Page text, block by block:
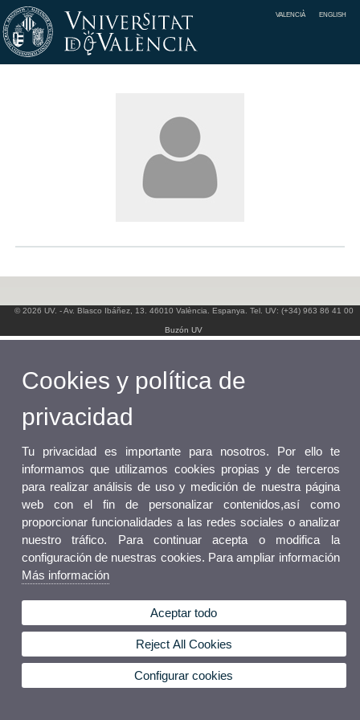
VALENCIÀ ENGLISH
© 2026 UV. - Av. Blasco Ibáñez, 13. 46010 València. Espanya. Tel. UV: (+34) 963 86 41 00
Buzón UV
Cookies y política de
privacidad
Tu privacidad es importante para nosotros. Por ello te
informamos que utilizamos cookies propias y de terceros
para realizar análisis de uso y medición de nuestra página
web con el fin de personalizar contenidos,así como
proporcionar funcionalidades a las redes sociales o analizar
nuestro tráfico. Para continuar acepta o modifica la
configuración de nuestras cookies. Para ampliar información
Más información
Aceptar todo
Reject All Cookies
Configurar cookies